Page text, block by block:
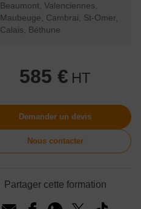
Beaumont, Valenciennes,
Maubeuge, Cambrai, St-Omer,
Calais, Béthune
585 € HT
Demander un devis
Nous contacter
Partager cette formation